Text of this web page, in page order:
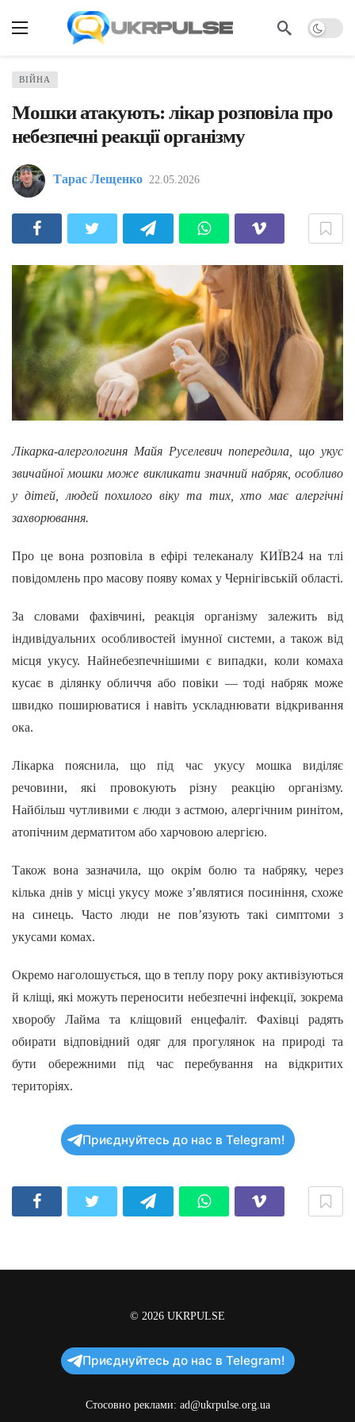
ВІЙНА
Мошки атакують: лікар розповіла про
небезпечні реакції організму
Тарас Лещенко 22.05.2026
Лікарка-алергологиня Майя Руселевич попередила, що укус
звичайної мошки може викликати значний набряк, особливо
у дітей, людей похилого віку та тих, хто має алергічні
захворювання.
Про це вона розповіла в ефірі телеканалу КИЇВ24 на тлі
повідомлень про масову появу комах у Чернігівській області.
За словами фахівчині, реакція організму залежить від
індивідуальних особливостей імунної системи, а також від
місця укусу. Найнебезпечнішими є випадки, коли комаха
кусає в ділянку обличчя або повіки — тоді набряк може
швидко поширюватися і навіть ускладнювати відкривання
ока.
Лікарка пояснила, що під час укусу мошка виділяє
речовини, які провокують різну реакцію організму.
Найбільш чутливими є люди з астмою, алергічним ринітом,
атопічним дерматитом або харчовою алергією.
Також вона зазначила, що окрім болю та набряку, через
кілька днів у місці укусу може з’являтися посиніння, схоже
на синець. Часто люди не пов’язують такі симптоми з
укусами комах.
Окремо наголошується, що в теплу пору року активізуються
й кліщі, які можуть переносити небезпечні інфекції, зокрема
хворобу Лайма та кліщовий енцефаліт. Фахівці радять
обирати відповідний одяг для прогулянок на природі та
бути обережними під час перебування на відкритих
територіях.
Приєднуйтесь до нас в Telegram!
© 2026 UKRPULSE
Приєднуйтесь до нас в Telegram!
Стосовно реклами: ad@ukrpulse.org.ua